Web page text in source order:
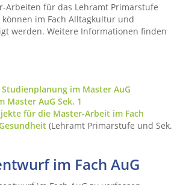
Arbeiten für das Lehramt Primarstufe
im Fach Alltagkultur und
werden. Weitere Informationen finden
im Master AuG
Master AuG Sek. 1
für die Master-Arbeit im Fach
(Lehramt Primarstufe und Sek.
im Fach AuG